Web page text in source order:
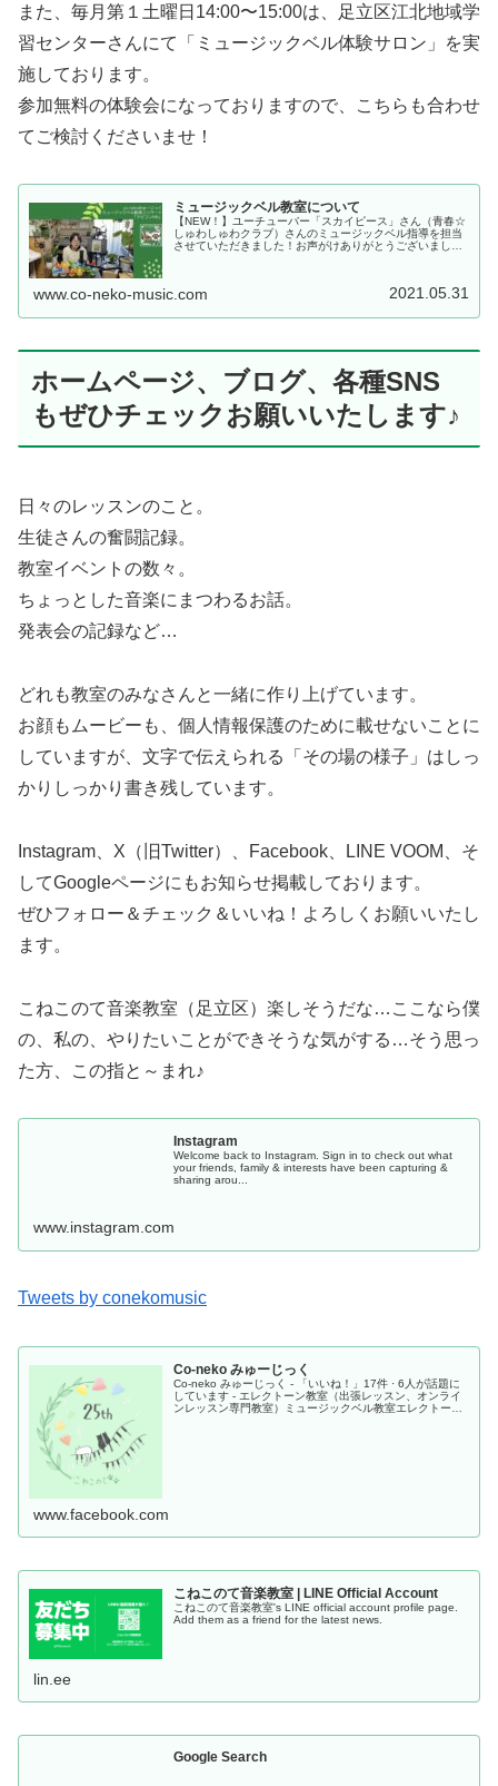
また、毎月第１土曜日14:00〜15:00は、足立区江北地域学
習センターさんにて「ミュージックベル体験サロン」を実
施しております。
参加無料の体験会になっておりますので、こちらも合わせ
てご検討くださいませ！
ミュージックベル教室について
【NEW！】ユーチューバー「スカイピース」さん（青春☆
しゅわしゅわクラブ）さんのミュージックベル指導を担当
させていただきました！お声がけありがとうございまし
www.co-neko-music.com 2021.05.31
ホームページ、ブログ、各種SNS
もぜひチェックお願いいたします♪
日々のレッスンのこと。
生徒さんの奮闘記録。
教室イベントの数々。
ちょっとした音楽にまつわるお話。
発表会の記録など…
どれも教室のみなさんと一緒に作り上げています。
お顔もムービーも、個人情報保護のために載せないことに
していますが、文字で伝えられる「その場の様子」はしっ
かりしっかり書き残しています。
Instagram、X（旧Twitter）、Facebook、LINE VOOM、そ
してGoogleページにもお知らせ掲載しております。
ぜひフォロー＆チェック＆いいね！よろしくお願いいたし
ます。
こねこのて音楽教室（足立区）楽しそうだな…ここなら僕
の、私の、やりたいことができそうな気がする…そう思っ
た方、この指と～まれ♪
Instagram
Welcome back to Instagram. Sign in to check out what
your friends, family & interests have been capturing &
sharing arou...
www.instagram.com
Tweets by conekomusic
Co-neko みゅーじっく
Co-neko みゅーじっく - 「いいね！」17件 · 6人が話題に
しています - エレクトーン教室（出張レッスン、オンライ
ンレッスン専門教室）ミュージックベル教室エレクトー
www.facebook.com
こねこのて音楽教室 | LINE Official Account
こねこのて音楽教室's LINE official account profile page.
Add them as a friend for the latest news.
lin.ee
Google Search